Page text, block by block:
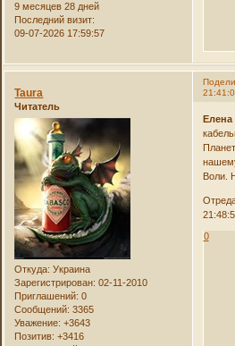
9 месяцев 28 дней
Последний визит:
09-07-2026 17:59:57
Taura
Читатель
Откуда: Украина
Зарегистрирован: 02-11-2010
Приглашений: 0
Сообщений: 3365
Уважение: +3643
Позитив: +3416
Елена
Воли.
0